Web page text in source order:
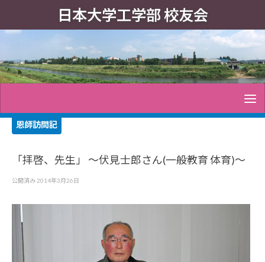
日本大学工学部 校友会
恩師訪問記
「拝啓、先生」 ～伏見士郎さん(一般教育 体育)〜
公開済み2014年3月26日